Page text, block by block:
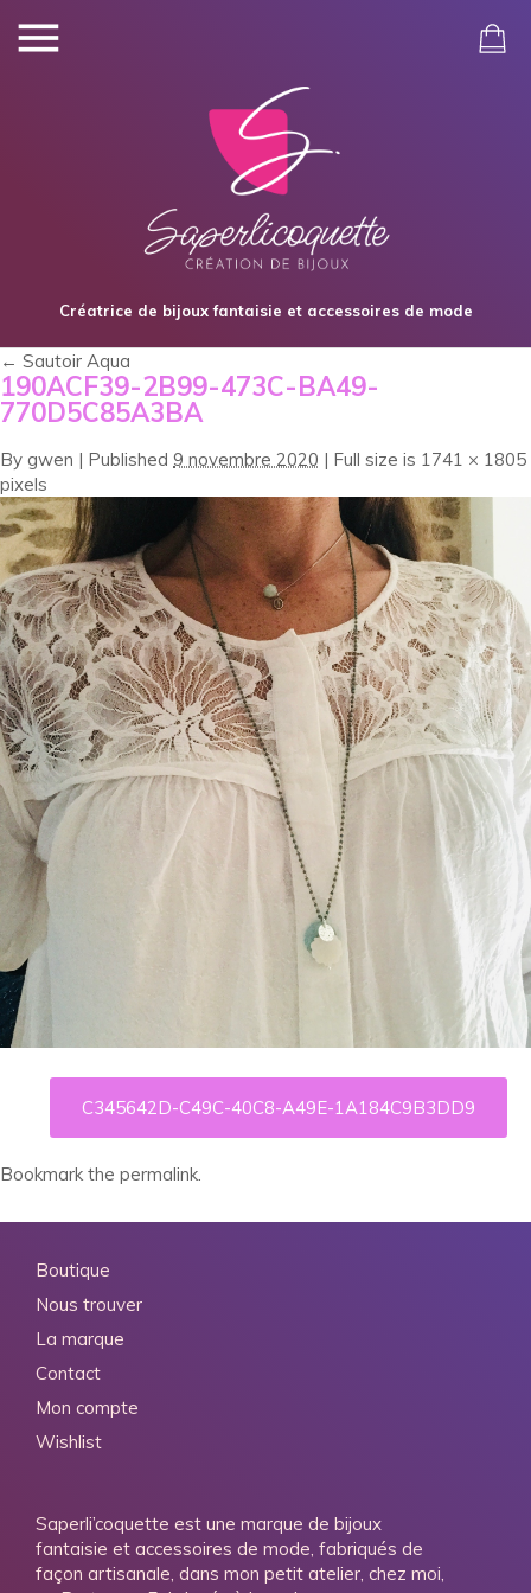
Créatrice de bijoux fantaisie et accessoires de mode
← Sautoir Aqua
190ACF39-2B99-473C-BA49-
770D5C85A3BA
By gwen | Published 9 novembre 2020 | Full size is 1741 × 1805
pixels
C345642D-C49C-40C8-A49E-1A184C9B3DD9
Bookmark the permalink.
Boutique
Nous trouver
La marque
Contact
Mon compte
Wishlist
Saperli’coquette est une marque de bijoux
fantaisie et accessoires de mode, fabriqués de
façon artisanale, dans mon petit atelier, chez moi,